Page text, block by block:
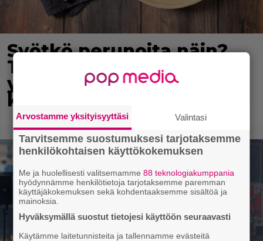
Syötkö perunoita näin?
Tutkijat löysivät
yhteyden vakavaan
kansansairauteen
Arvostamme yksityisyyttäsi Valintasi
Tarvitsemme suostumuksesi tarjotaksemme
henkilökohtaisen käyttökokemuksen
Me ja huolellisesti valitsemamme88 teknologiakumppania
hyödynnämme henkilötietoja tarjotaksemme paremman
käyttäjäkokemuksen sekä kohdentaaksemme sisältöä ja
mainoksia.
Hyväksymällä suostut tietojesi käyttöön seuraavasti
Käytämme laitetunnisteita ja tallennamme evästeitä